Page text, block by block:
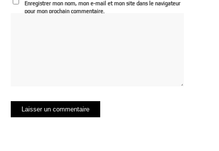
Enregistrer mon nom, mon e-mail et mon site dans le navigateur
pour mon prochain commentaire.